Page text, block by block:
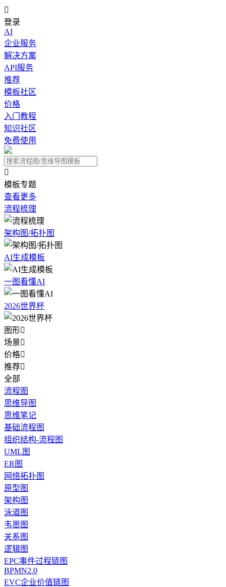

登录
AI
企业服务
解决方案
API服务
推荐
模板社区
价格
入门教程
知识社区
免费使用

模板专题
查看更多
流程梳理
架构图/拓扑图
AI生成模板
一图看懂AI
2026世界杯
图形
场景
价格
推荐
全部
流程图
思维导图
思维笔记
基础流程图
组织结构-流程图
UML图
ER图
网络拓扑图
原型图
架构图
泳道图
韦恩图
关系图
逻辑图
EPC事件过程链图
BPMN2.0
EVC企业价值链图